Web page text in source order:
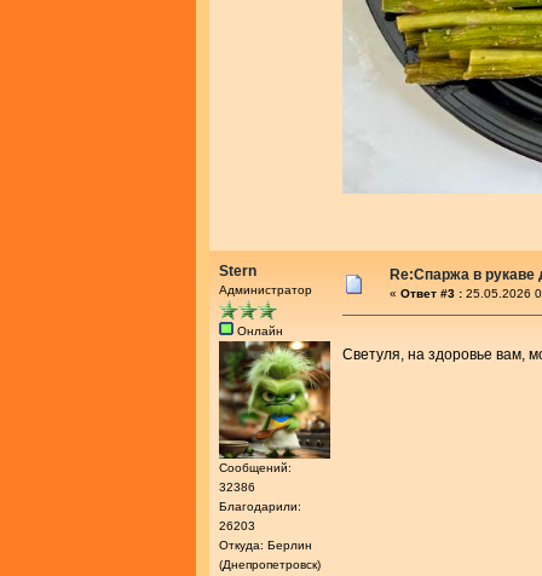
Stern
Администратор
Онлайн
Сообщений:
32386
Благодарили:
26203
Откуда: Берлин
(Днепропетровск)
Re:Спаржа в рукаве
« Ответ #3 : 25.05.2026
Светуля, на здоровье вам,